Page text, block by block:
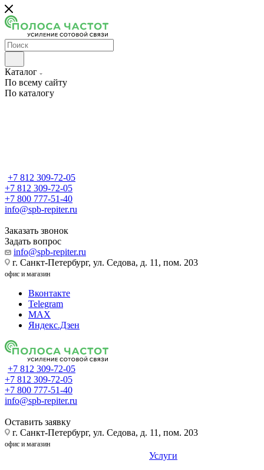
Каталог
По всему сайту
По каталогу
+7 812 309-72-05
+7 812 309-72-05
+7 800 777-51-40
info@spb-repiter.ru
Заказать звонок
Задать вопрос
info@spb-repiter.ru
г. Санкт-Петербург, ул. Седова, д. 11, пом. 203
офис и магазин
Вконтакте
Telegram
MAX
Яндекс.Дзен
+7 812 309-72-05
+7 812 309-72-05
+7 800 777-51-40
info@spb-repiter.ru
Оставить заявку
г. Санкт-Петербург, ул. Седова, д. 11, пом. 203
офис и магазин
Услуги